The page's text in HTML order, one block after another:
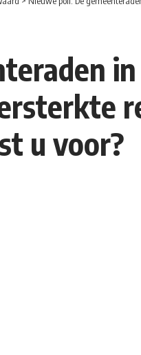
u voor?